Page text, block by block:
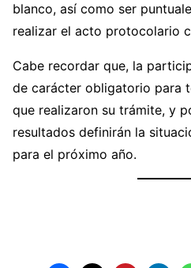
blanco, así como ser
realizar el acto protocolario
Cabe recordar que, la
de carácter obligatorio para
que realizaron su trámite, y
resultados definirán la
para el próximo año.